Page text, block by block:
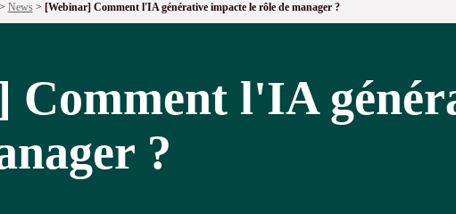
News> [Webinar] Comment l'IA générative impacte le rôle de manager ?
Comment l'IA
?